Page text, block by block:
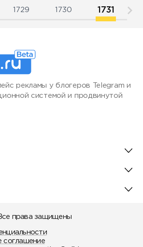
1729 1730 1731
рекламы у блогеров Telegram и
системой и продвинутой
права защищены
соглашение